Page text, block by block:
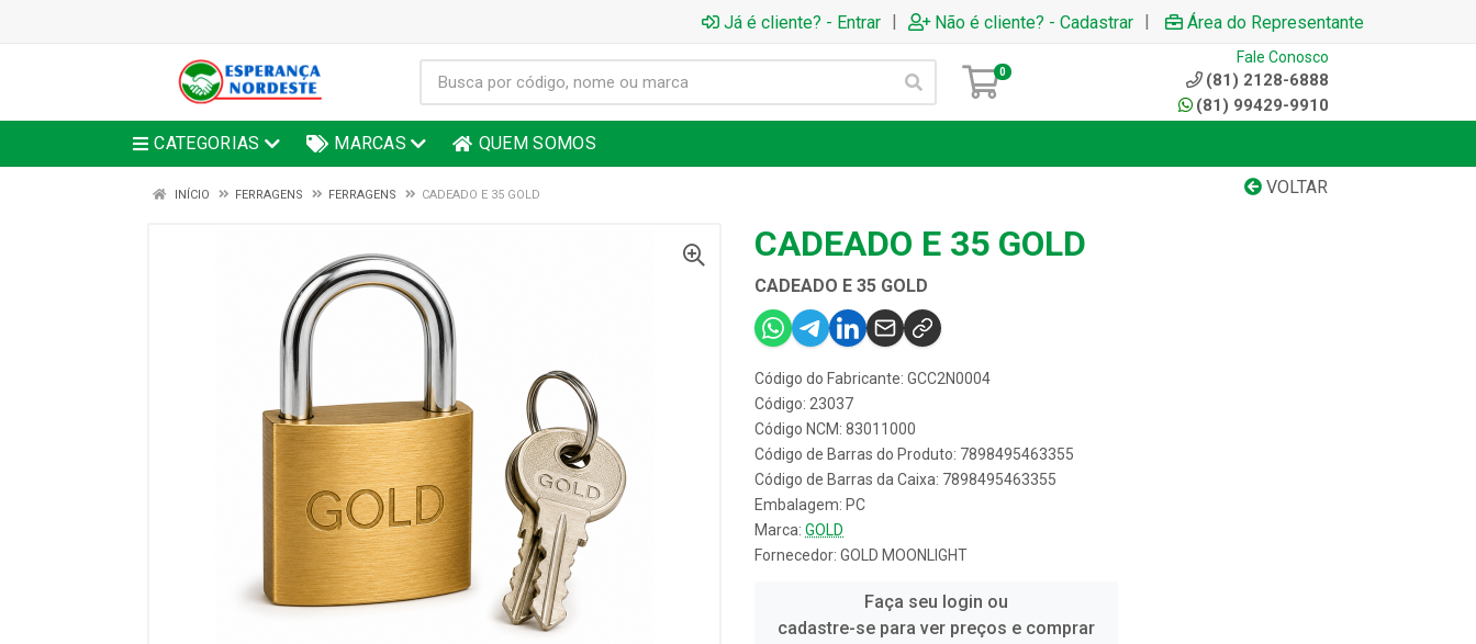
Já é cliente? - Entrar | Não é cliente? - Cadastrar | Área do Representante
0
Fale Conosco
(81) 2128-6888
(81) 99429-9910
CATEGORIAS MARCAS QUEM SOMOS
VOLTAR
INÍCIO FERRAGENS FERRAGENS CADEADO E 35 GOLD
CADEADO E 35 GOLD
CADEADO E 35 GOLD
Código do Fabricante: GCC2N0004
Código: 23037
Código NCM: 83011000
Código de Barras do Produto: 7898495463355
Código de Barras da Caixa: 7898495463355
Embalagem: PC
Marca: GOLD
Fornecedor: GOLD MOONLIGHT
Faça seu login ou
cadastre-se para ver preços e comprar